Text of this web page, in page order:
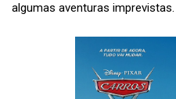
algumas aventuras imprevistas.